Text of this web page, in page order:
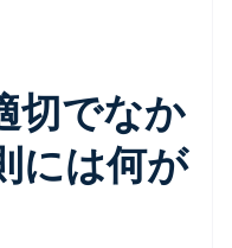
切でなか
には何が